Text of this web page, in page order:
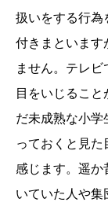
扱いをする行為
付きまといます
ません。テレ
目をいじるこ
だ未成熟な小学
っておくと見た
感じます。遥か
いていた人や集